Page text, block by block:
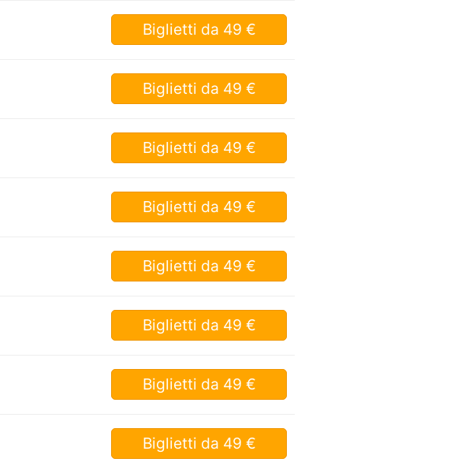
Biglietti da 49 €
Biglietti da 49 €
Biglietti da 49 €
Biglietti da 49 €
Biglietti da 49 €
Biglietti da 49 €
Biglietti da 49 €
Biglietti da 49 €